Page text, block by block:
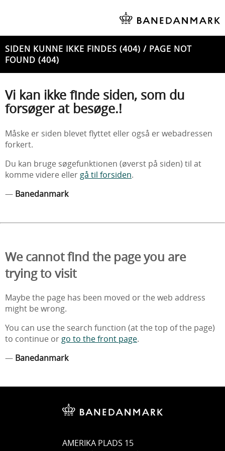
SIDEN KUNNE IKKE FINDES (404) / PAGE NOT
FOUND (404)
Vi kan ikke finde siden, som du
forsøger at besøge.!
Måske er siden blevet flyttet eller også er webadressen
forkert.
Du kan bruge søgefunktionen (øverst på siden) til at
komme videre eller gå til forsiden.
— Banedanmark
We cannot find the page you are
trying to visit
Maybe the page has been moved or the web address
might be wrong.
You can use the search function (at the top of the page)
to continue or go to the front page.
— Banedanmark
AMERIKA PLADS 15